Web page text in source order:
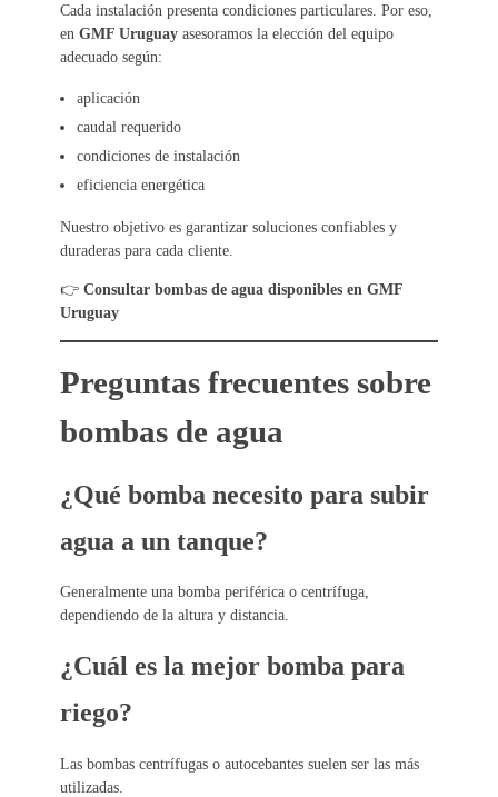
Cada instalación presenta condiciones particulares. Por eso,
en GMF Uruguayasesoramos la elección del equipo
adecuado según:
aplicación
caudal requerido
condiciones de instalación
eficiencia energética
Nuestro objetivo es garantizar soluciones confiables y
duraderas para cada cliente.
👉 Consultar bombas de agua disponibles en GMF
Uruguay
Preguntas frecuentes sobre
bombas de agua
¿Qué bomba necesito para subir
agua a un tanque?
Generalmente una bomba periférica o centrífuga,
dependiendo de la altura y distancia.
¿Cuál es la mejor bomba para
riego?
Las bombas centrífugas o autocebantes suelen ser las más
utilizadas.